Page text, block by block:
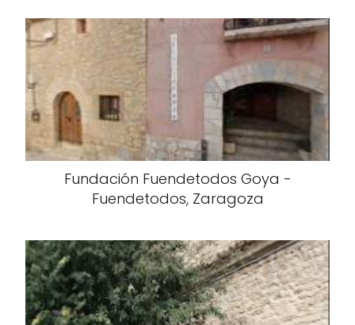
Fundación Fuendetodos Goya -
Fuendetodos, Zaragoza